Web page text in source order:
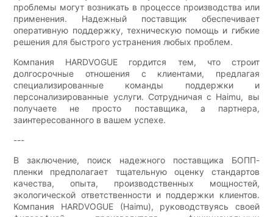
проблемы могут возникать в процессе производства или
применения. Надежный поставщик обеспечивает
оперативную поддержку, техническую помощь и гибкие
решения для быстрого устранения любых проблем.
Компания HARDVOGUE гордится тем, что строит
долгосрочные отношения с клиентами, предлагая
специализированные команды поддержки и
персонализированные услуги. Сотрудничая с Haimu, вы
получаете не просто поставщика, а партнера,
заинтересованного в вашем успехе.
---
В заключение, поиск надежного поставщика БОПП-
пленки предполагает тщательную оценку стандартов
качества, опыта, производственных мощностей,
экологической ответственности и поддержки клиентов.
Компания HARDVOGUE (Haimu), руководствуясь своей